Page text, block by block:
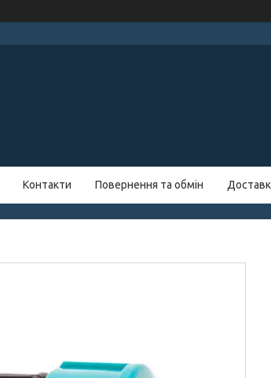
Контакти Повернення та обмін